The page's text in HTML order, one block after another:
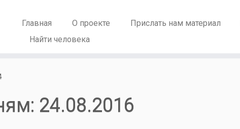
Главная О проекте Прислать нам материал
Найти человека
24.08.2016